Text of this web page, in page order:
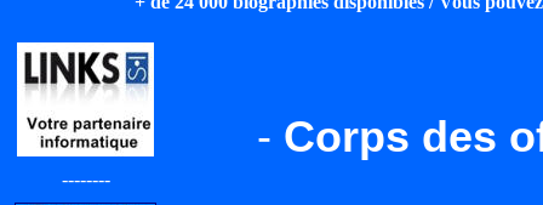
--------
- Corps des